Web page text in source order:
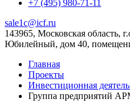
+7 (495) 980-71-11
sale1c@icf.ru
143965, Московская область,
Юбилейный, дом 40,
Главная
Проекты
Инвестиционная
Группа предприятий